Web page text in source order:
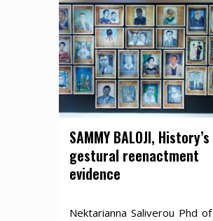
SAMMY BALOJI, History’s
gestural reenactment
evidence
Nektarianna Saliverou Phd of